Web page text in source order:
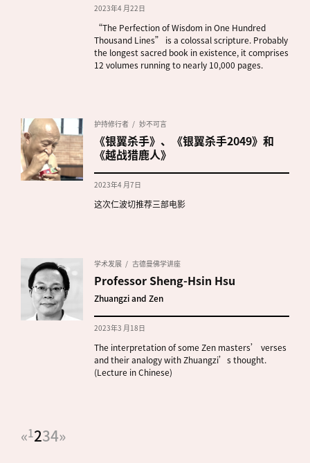
2023年4 月22日
“The Perfection of Wisdom in One Hundred
Thousand Lines” is a colossal scripture. Probably
the longest sacred book in existence, it comprises
12 volumes running to nearly 10,000 pages.
护持修行者 妙不可言
《银翼杀手》、《银翼杀手2049》和
《越战猎鹿人》
2023年4 月7日
这次仁波切推荐三部电影
学术发展 古德曼佛学讲座
Professor Sheng-Hsin Hsu
Zhuangzi and Zen
2023年3 月18日
The interpretation of some Zen masters’ verses
and their analogy with Zhuangzi’s thought.
(Lecture in Chinese)
«1234»